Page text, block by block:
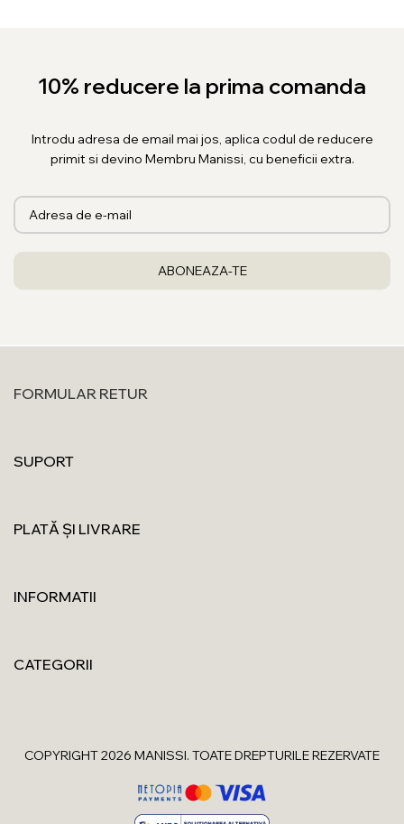
10% reducere la prima comanda
Introdu adresa de email mai jos, aplica codul de reducere
primit si devino Membru Manissi, cu beneficii extra.
FORMULAR RETUR
SUPORT
PLATĂ ȘI LIVRARE
INFORMATII
CATEGORII
COPYRIGHT 2026 MANISSI. TOATE DREPTURILE REZERVATE